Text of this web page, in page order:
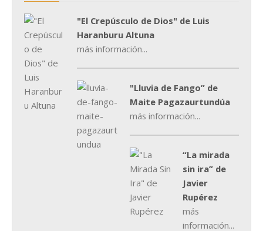
"El Crepúsculo de Dios" de Luis
Haranburu Altuna
más información...
"Lluvia de Fango” de
Maite Pagazaurtundúa
más información...
“La mirada
sin ira” de
Javier
Rupérez
más
información...